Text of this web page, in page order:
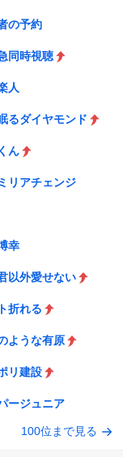
の予約
同時視聴
人
るダイヤモンド
ん
リアチェンジ
幸
以外愛せない
折れる
ような有原
リ建設
ージュニア
100位まで見る